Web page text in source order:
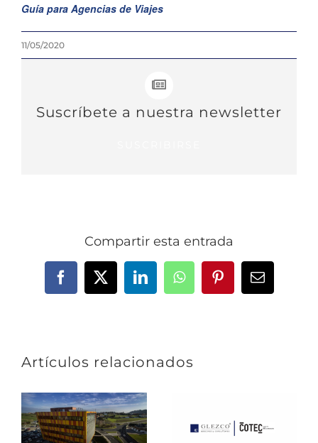
Guía para Agencias de Viajes
11/05/2020
Suscríbete a nuestra newsletter
Compartir esta entrada
Facebook
X LinkedInWhatsAppPinterestCorreo
Artículos relacionados